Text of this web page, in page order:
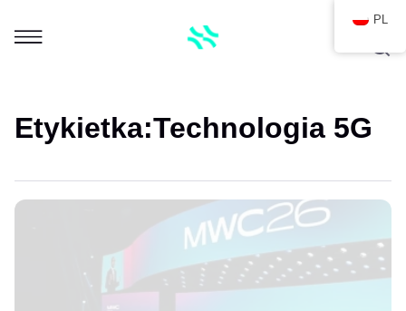
Etykietka:Technologia 5G
PL